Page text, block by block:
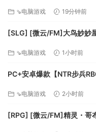
Quest – Meet
types in over 200
preset and
huge selection of
Drive – Enjoy the
own vehicle
rev.2 官方中文步兵版+全
⇘电脑游戏 19分钟前
[SLG] [微云/FM]大鸟妙妙屋/扶她伪娘屋v1.171/FEMBOY FUTA
⇘电脑游戏 1小时前
PC+安卓爆款【NTR步兵
【6.5G】百度/迅雷/UC/夸克
⇘电脑游戏 2小时前
[RPG] [微云/FM]精灵・哥布林共同战线/エルフ・ゴブリン統一戦